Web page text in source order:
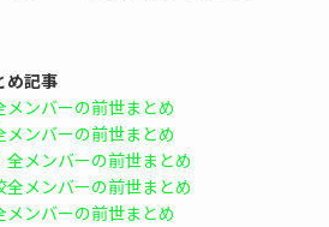
め記事
メンバーの前世まとめ
メンバーの前世まとめ
全メンバーの前世まとめ
全メンバーの前世まとめ
メンバーの前世まとめ